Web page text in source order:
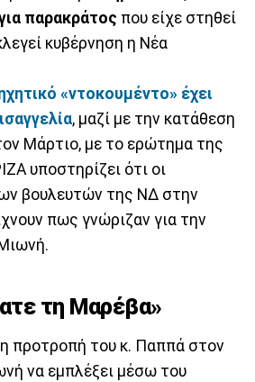
παρακράτος που είχε στηθεί
κυβέρνηση η Νέα
«ντοκουμέντο» έχει
, μαζί με την κατάθεση
Μάρτιο, με το ερώτημα της
υποστηρίζει ότι οι
βουλευτών της ΝΔ στην
πως γνώριζαν για την
τη Μαρέβα»
προτροπή του κ. Παππά στον
να εμπλέξει μέσω του